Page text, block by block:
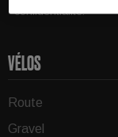
confidentialité.*
VÉLOS
Route
Gravel